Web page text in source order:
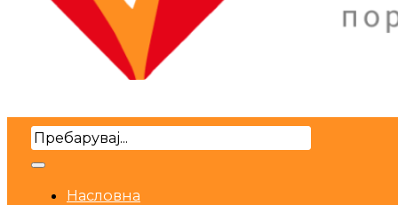
Search
Насловна